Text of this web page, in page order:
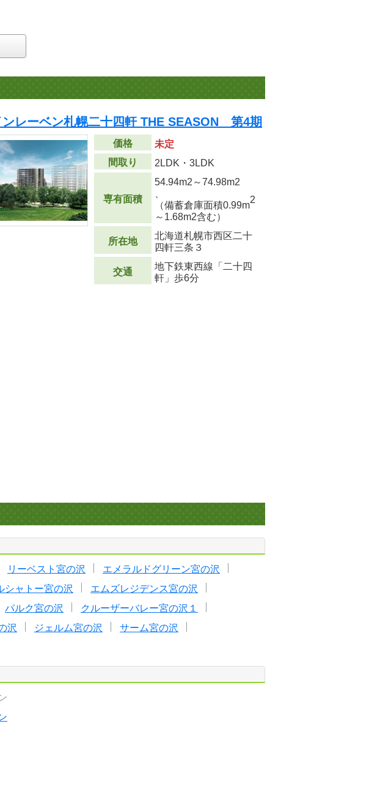
ンレーベン札幌二十四軒 THE SEASON 第4期
価格
未定
間取り
2LDK・3LDK
専有面積
54.94m2 ～74.98m2
（備蓄倉庫面積0.99m
2
～1.68m2含む）
所在地
北海道札幌市西区二十
四軒三条３
交通
地下鉄東西線「二十四
軒」歩6分
リーベスト宮の沢
エメラルドグリーン宮の沢
シャトー宮の沢
エムズレジデンス宮の沢
パルク宮の沢
クルーザーバレー宮の沢１
沢 ジェルム宮の沢
サーム宮の沢